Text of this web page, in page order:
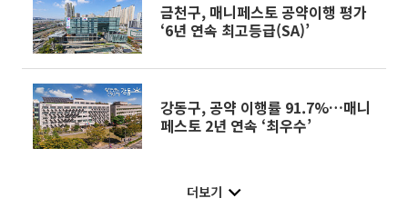
금천구, 매니페스토 공약이행 평가
‘6년 연속 최고등급(SA)’
강동구, 공약 이행률 91.7%…매니
페스토 2년 연속 ‘최우수’
더보기